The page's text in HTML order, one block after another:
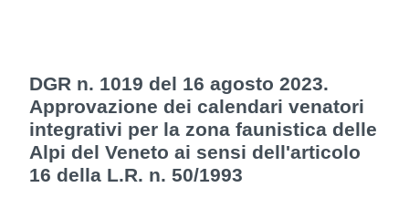
DGR n. 1019 del 16 agosto 2023.
Approvazione dei calendari venatori
integrativi per la zona faunistica delle
Alpi del Veneto ai sensi dell'articolo
16 della L.R. n. 50/1993